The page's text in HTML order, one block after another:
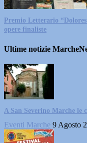
Premio Letterario
opere finaliste
Ultime notizie
A San Severino Marche le
Eventi Marche 9 Agosto